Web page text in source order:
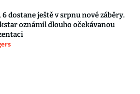
6 dostane ještě v srpnu nové záběry.
oznámil dlouho očekávanou